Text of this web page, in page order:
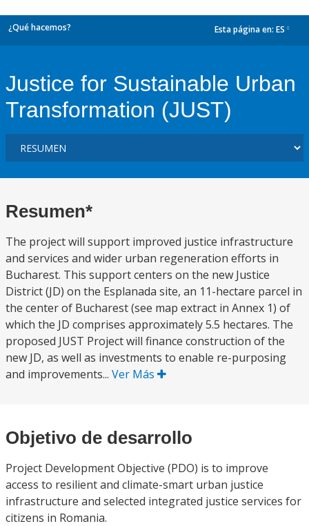
¿Qué hacemos? Esta página en: ES
Justice for Sustainable Urban
Transformation (JUST)
Resumen*
The project will support improved justice infrastructure
and services and wider urban regeneration efforts in
Bucharest. This support centers on the new Justice
District (JD) on the Esplanada site, an 11-hectare parcel in
the center of Bucharest (see map extract in Annex 1) of
which the JD comprises approximately 5.5 hectares. The
proposed JUST Project will finance construction of the
new JD, as well as investments to enable re-purposing
and improvements... Ver Más
Objetivo de desarrollo
Project Development Objective (PDO) is to improve
access to resilient and climate-smart urban justice
infrastructure and selected integrated justice services for
citizens in Romania.